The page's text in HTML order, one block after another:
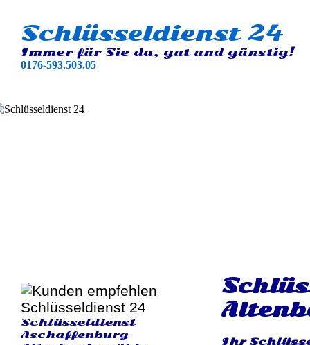
Schlüsseldienst 24
Immer für Sie da, gut und günstig!
0176-593.503.05
Schlüsseldienst
Aschaffenburg
Ihr